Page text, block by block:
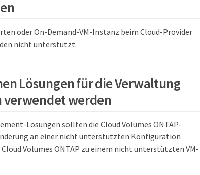
oder On-Demand-VM-Instanz beim Cloud-Provider
nicht unterstützt.
Lösungen für die Verwaltung
verwendet werden
Lösungen sollten die Cloud Volumes ONTAP-
an einer nicht unterstützten Konfiguration
Volumes ONTAP zu einem nicht unterstützten VM-